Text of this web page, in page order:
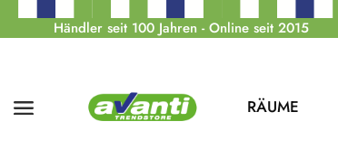
Händler seit 100 Jahren - Online seit 2015
RÄUME